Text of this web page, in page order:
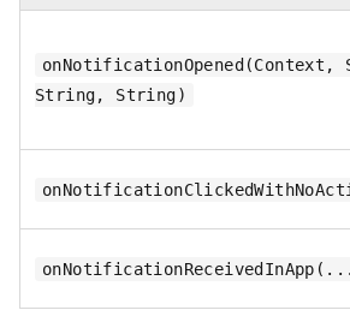
onNotificationOpened(Context,
String, String)